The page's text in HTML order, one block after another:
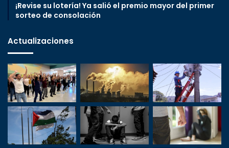
¡Revise su lotería! Ya salió el premio mayor del primer
sorteo de consolación
Actualizaciones